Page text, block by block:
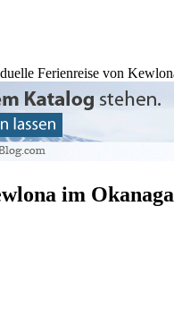
Ferienreise von
im